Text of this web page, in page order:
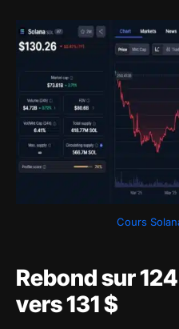
Cours
Rebond sur
vers 131 $